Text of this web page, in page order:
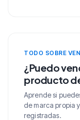
TODO SOBRE
¿Puedo
producto
Aprende si
de marca propia
registradas.